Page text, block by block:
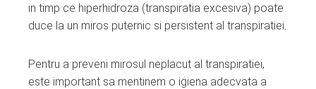
in timp ce hiperhidroza (transpiratia excesiva) poate
duce la un miros puternic si persistent al transpiratiei.
Pentru a preveni mirosul neplacut al transpiratiei,
este important sa mentinem o igiena adecvata a